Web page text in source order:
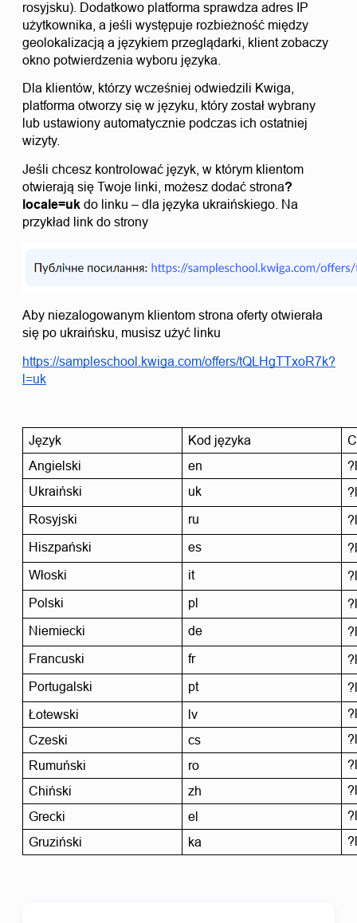
Jak połączyć dodatkowy projekt
Jak ustawić określony język dla strony na Kwiga
Powiadomienia otrzymywane przez uczniów
Zmiana hasła i ustawienia logowania
rosyjsku). Dodatkowo platforma sprawdza adres IP
użytkownika, a jeśli występuje rozbieżność między
geolokalizacją a językiem przeglądarki, klient zobaczy
okno potwierdzenia wyboru języka.
Dla klientów, którzy wcześniej odwiedzili Kwiga,
platforma otworzy się w języku, który został wybrany
lub ustawiony automatycznie podczas ich ostatniej
wizyty.
Jeśli chcesz kontrolować język, w którym klientom
otwierają się Twoje linki, możesz dodać strona?
locale=uk do linku – dla języka ukraińskiego. Na
przykład link do strony
Aby niezalogowanym klientom strona oferty otwierała
się po ukraińsku, musisz użyć linku
https://sampleschool.kwiga.com/offers/tQLHgTTxoR7k?
l=uk
Język Kod języka
Angielski
en
Ukraiński
uk
Rosyjski
ru
Hiszpański
es
Włoski
it
Polski
pl
Niemiecki
de
Francuski
fr
Portugalski
pt
Łotewski
lv
Czeski
cs
Rumuński
ro
Chiński
zh
Grecki
el
Gruziński
ka